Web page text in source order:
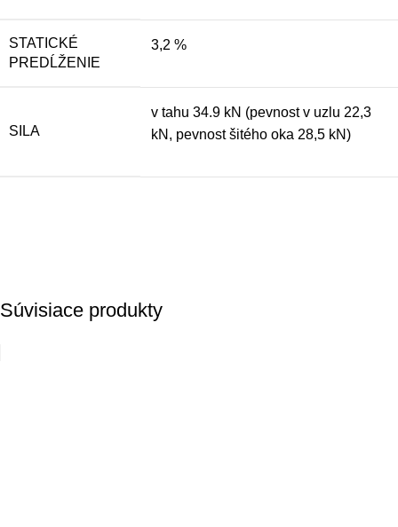
STATICKÉ
PREDĹŽENIE
3,2 %
SILA
v tahu 34.9 kN (pevnost v uzlu 22,3
kN, pevnost šitého oka 28,5 kN)
Súvisiace produkty